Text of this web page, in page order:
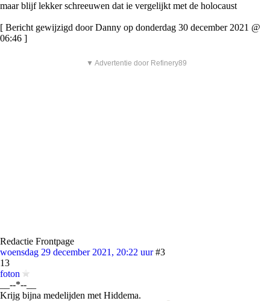
maar blijf lekker schreeuwen dat ie vergelijkt met de holocaust
[ Bericht gewijzigd door Danny op donderdag 30 december 2021 @
06:46 ]
▼ Advertentie door Refinery89
Redactie Frontpage
woensdag 29 december 2021, 20:22 uur #3
13
foton
__--*--__
Krijg bijna medelijden met Hiddema.